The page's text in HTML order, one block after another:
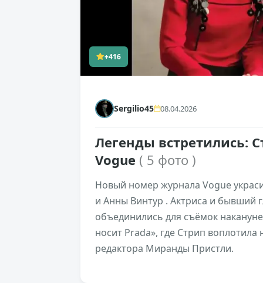
+416
Sergilio45 08.04.2026
Легенды встретились:
Vogue ( 5 фото )
Новый номер журнала Vogue
и Анны Винтур . Актриса и бывший
объединились для съёмок
носит Prada», где Стрип
редактора Миранды Пристли.